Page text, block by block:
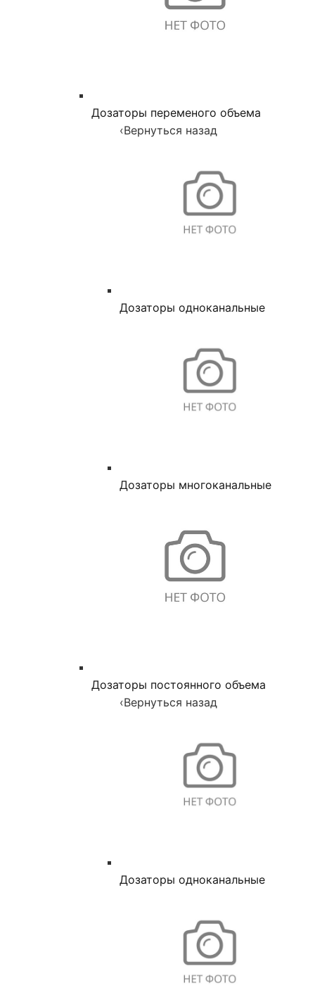
Дозаторы переменого объема
‹Вернуться назад
Дозаторы одноканальные
Дозаторы многоканальные
Дозаторы постоянного объема
‹Вернуться назад
Дозаторы одноканальные